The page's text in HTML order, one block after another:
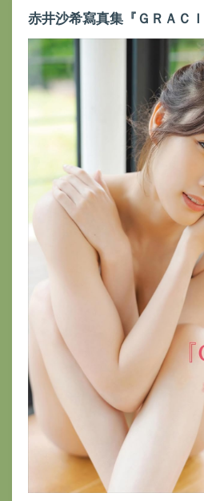
赤井沙希寫真集『ＧＲＡＣＩ